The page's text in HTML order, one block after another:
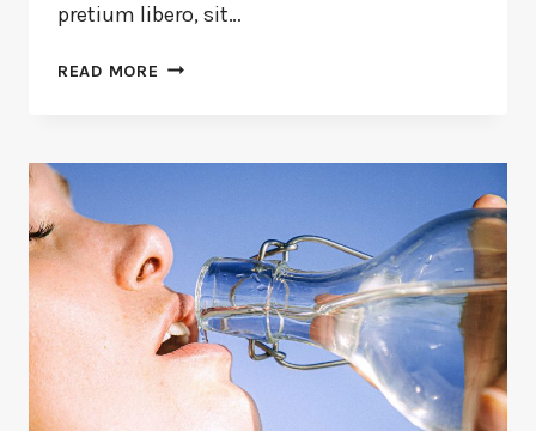
pretium libero, sit…
READ MORE